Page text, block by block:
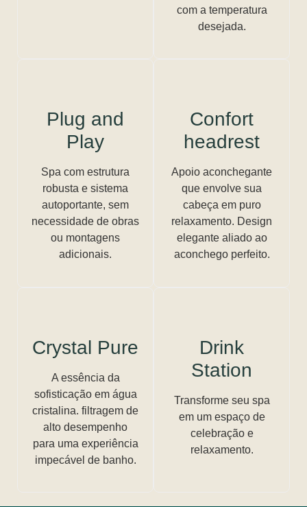
com a temperatura
desejada.
Plug and
Play
Spa com estrutura
robusta e sistema
autoportante, sem
necessidade de obras
ou montagens
adicionais.
Confort
headrest
Apoio aconchegante
que envolve sua
cabeça em puro
relaxamento. Design
elegante aliado ao
aconchego perfeito.
Crystal Pure
A essência da
sofisticação em água
cristalina. filtragem de
alto desempenho
para uma experiência
impecável de banho.
Drink
Station
Transforme seu spa
em um espaço de
celebração e
relaxamento.